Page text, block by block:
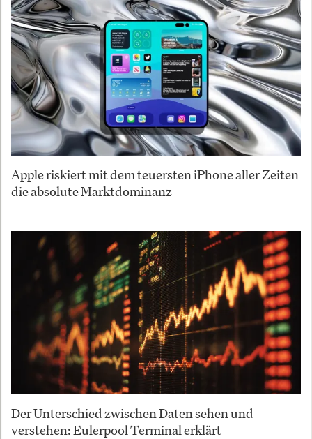
Apple riskiert mit dem teuersten iPhone aller Zeiten
die absolute Marktdominanz
Der Unterschied zwischen Daten sehen und
verstehen: Eulerpool Terminal erklärt